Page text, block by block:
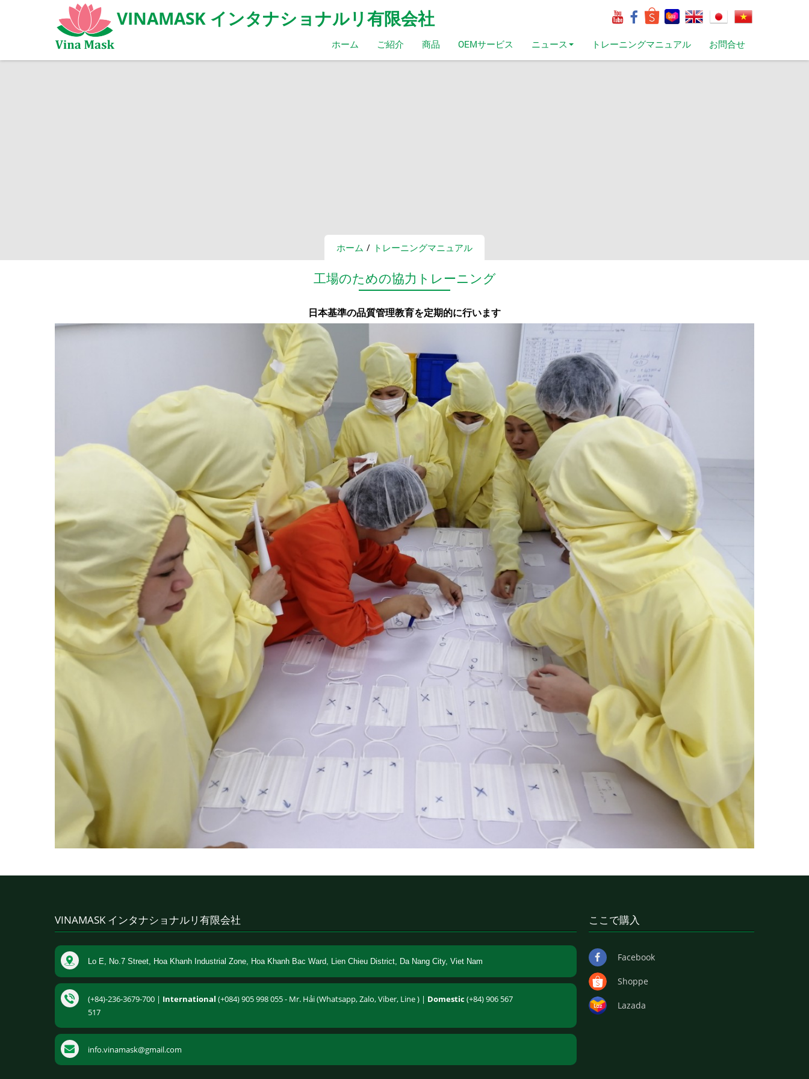
VINAMASK インタナショナルリ有限会社
ホーム ご紹介 商品 OEMサービス ニュース トレーニングマニュアル お問合せ
ホーム トレーニングマニュアル
工場のための協力トレーニング
日本基準の品質管理教育を定期的に行います
VINAMASK インタナショナルリ有限会社
Lo E, No.7 Street, Hoa Khanh Industrial Zone, Hoa Khanh Bac Ward, Lien Chieu District, Da Nang City, Viet Nam
(+84)-236-3679-700 | International (+084) 905 998 055 - Mr. Hải (Whatsapp, Zalo, Viber, Line ) | Domestic(+84) 906 567
517
info.vinamask@gmail.com
ここで購入
Facebook
Shoppe
Lazada